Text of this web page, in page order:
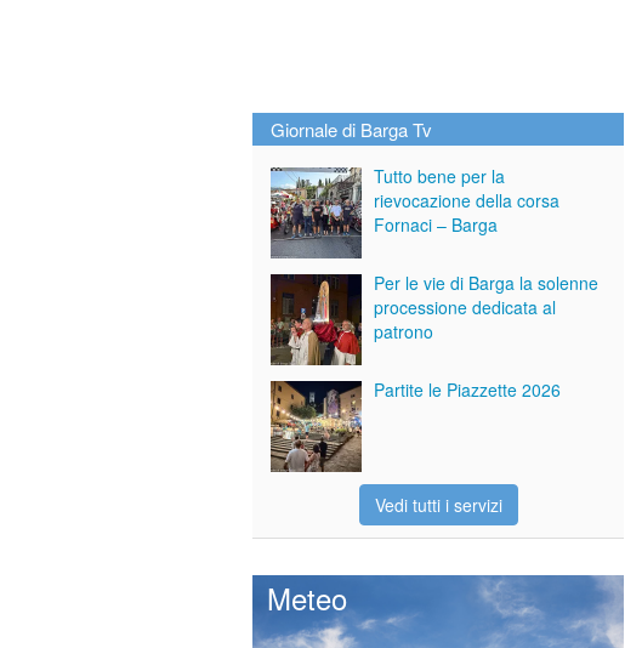
Giornale di Barga Tv
Tutto bene per la
rievocazione della corsa
Fornaci – Barga
Per le vie di Barga la solenne
processione dedicata al
patrono
Partite le Piazzette 2026
Vedi tutti i servizi
Meteo